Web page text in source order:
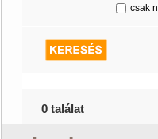
csak
0 találat